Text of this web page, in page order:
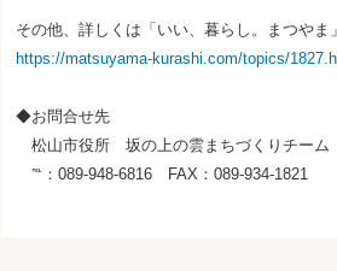
その他、詳しくは「いい、暮らし。まつやま」
https://matsuyama-kurashi.com/topics/
◆お問合せ先
松山市役所 坂の上の雲まちづくりチーム
℡：089-948-6816 FAX ：089-934-1821